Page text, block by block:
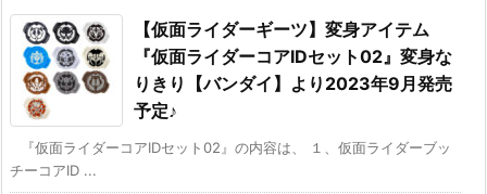
【仮面ライダーギーツ】変身アイテム
『仮面ライダーコアIDセット02』変身な
りきり【バンダイ】より2023年9月発売
予定♪
『仮面ライダーコアIDセット02』の内容は、 １、仮面ライダーブッ
チーコアID ...